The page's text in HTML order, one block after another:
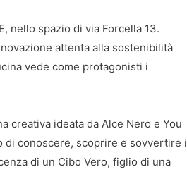
nello spazio di via Forcella 13.
attenta alla sostenibilità
vede come protagonisti i
creativa ideata da Alce Nero e You
di conoscere, scoprire e sovvertire i
di un Cibo Vero, figlio di una